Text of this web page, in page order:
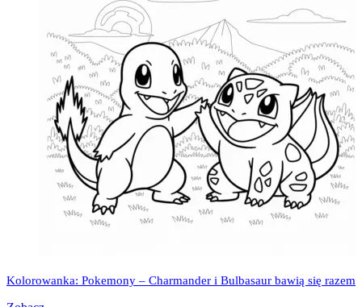
Kolorowanka: Pokemony – Charmander i Bulbasaur bawią się razem